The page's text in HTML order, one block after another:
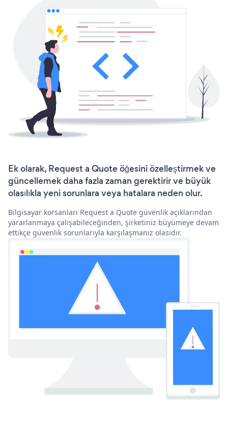
Ek olarak, Request a Quote öğesini özelleştirmek ve
güncellemek daha fazla zaman gerektirir ve büyük
olasılıkla yeni sorunlara veya hatalara neden olur.
Bilgisayar korsanları Request a Quote güvenlik açıklarından
yararlanmaya çalışabileceğinden, şirketiniz büyümeye devam
ettikçe güvenlik sorunlarıyla karşılaşmanız olasıdır.